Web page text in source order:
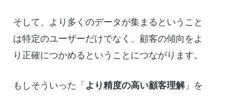
そして、より多くのデータが集まるということ
は特定のユーザーだけでなく、顧客の傾向をよ
り正確につかめるということにつながります。
もしそういった「 より精度の高い顧客理解」を